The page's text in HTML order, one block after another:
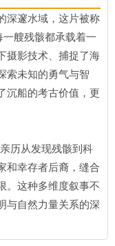
深邃水域，这片被称
一艘残骸都承载着一
摄影技术、捕捉了海
索未知的勇气与智
沉船的考古价值，更
历从发现残骸到科
和幸存者后裔，缝合
。这种多维度叙事不
与自然力量关系的深